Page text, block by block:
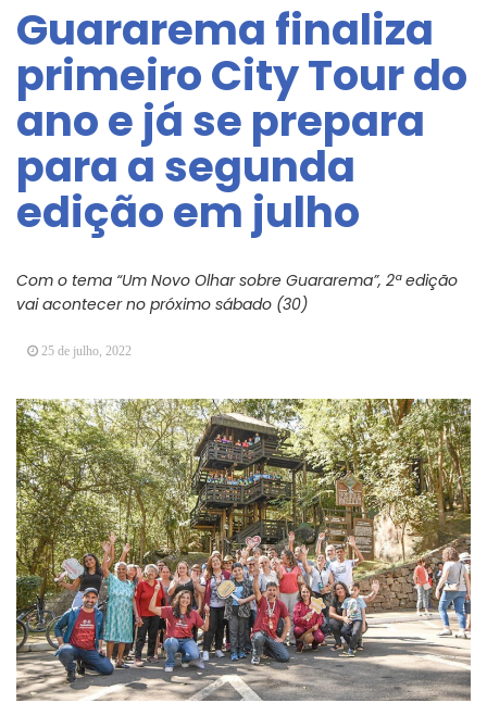
mercado de trabalho
Dalvana Penha toma posse como vereadora
durante sessão da Câmara de Arujá
Escola do Legislativo de Arujá entrega 1 tonelada
de alimentos ao Fundo Social do município
Arujá promove 2º encontro da Jornada de
Conhecimento em Bem-Estar Animal no Parque
dos Ipês
TOP
Guararema finaliza
primeiro City Tour do
ano e já se prepara
para a segunda
edição em julho
Com o tema “Um Novo Olhar sobre Guararema”, 2ª edição
vai acontecer no próximo sábado (30)
25 de julho, 2022